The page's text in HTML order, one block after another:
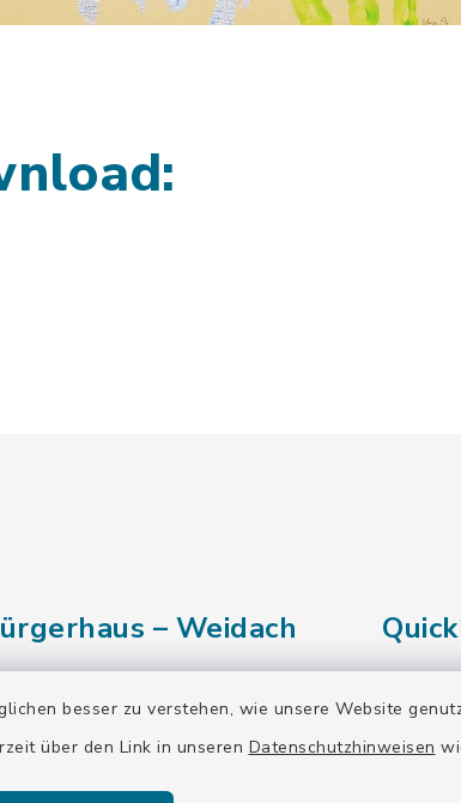
besser zu verstehen, wie unsere Website
über den Link in unseren Datenschutzhinweisen
– Weidach
Wolfratshausen